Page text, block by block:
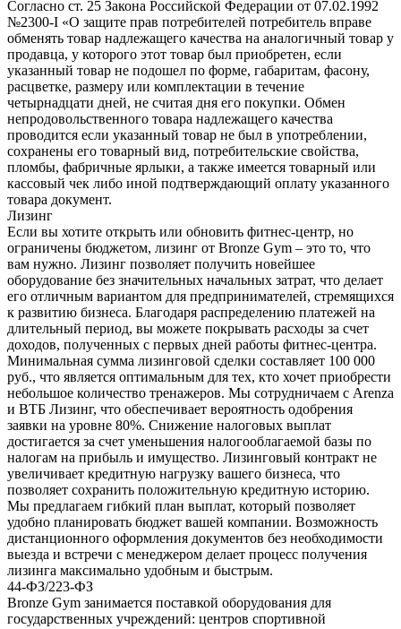
Согласно ст. 25 Закона Российской Федерации от 07.02.1992
№2300-I «О защите прав потребителей потребитель вправе
обменять товар надлежащего качества на аналогичный товар у
продавца, у которого этот товар был приобретен, если
указанный товар не подошел по форме, габаритам, фасону,
расцветке, размеру или комплектации в течение
четырнадцати дней, не считая дня его покупки. Обмен
непродовольственного товара надлежащего качества
проводится если указанный товар не был в употреблении,
сохранены его товарный вид, потребительские свойства,
пломбы, фабричные ярлыки, а также имеется товарный или
кассовый чек либо иной подтверждающий оплату указанного
товара документ.
Лизинг
Если вы хотите открыть или обновить фитнес-центр, но
ограничены бюджетом, лизинг от Bronze Gym – это то, что
вам нужно. Лизинг позволяет получить новейшее
оборудование без значительных начальных затрат, что делает
его отличным вариантом для предпринимателей, стремящихся
к развитию бизнеса. Благодаря распределению платежей на
длительный период, вы можете покрывать расходы за счет
доходов, полученных с первых дней работы фитнес-центра.
Минимальная сумма лизинговой сделки составляет 100 000
руб., что является оптимальным для тех, кто хочет приобрести
небольшое количество тренажеров. Мы сотрудничаем с Arenza
и ВТБ Лизинг, что обеспечивает вероятность одобрения
заявки на уровне 80%. Снижение налоговых выплат
достигается за счет уменьшения налогооблагаемой базы по
налогам на прибыль и имущество. Лизинговый контракт не
увеличивает кредитную нагрузку вашего бизнеса, что
позволяет сохранить положительную кредитную историю.
Мы предлагаем гибкий план выплат, который позволяет
удобно планировать бюджет вашей компании. Возможность
дистанционного оформления документов без необходимости
выезда и встречи с менеджером делает процесс получения
лизинга максимально удобным и быстрым.
44-ФЗ/223-ФЗ
Bronze Gym занимается поставкой оборудования для
государственных учреждений: центров спортивной